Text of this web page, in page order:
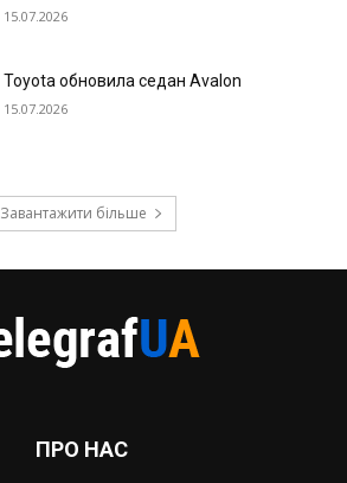
15.07.2026
Toyota обновила седан Avalon
15.07.2026
Завантажити більше
ПРО НАС